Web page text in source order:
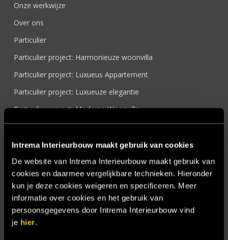
Intrema Interieurbouw maakt gebruik van cookies
De website van Intrema Interieurbouw maakt gebruik van
cookies en daarmee vergelijkbare technieken. Hieronder
kun je deze cookies weigeren en specificeren. Meer
informatie over cookies en het gebruik van
persoonsgegevens door Intrema Interieurbouw vind
je hier.
Onze werkwijze
Over ons
Particulier
Particulier project: Harmonieuze woonvilla
Particulier project: Luxueus Appartement
Particulier project: Luxueuze elegantie
Particulier project: Moderne Woonvilla
Particulier project: Stijlvolle Woonvilla
Particulier project: Woonvilla met exclusief maatwerk
Projecten
Referenties
Samenwerken
Sensire